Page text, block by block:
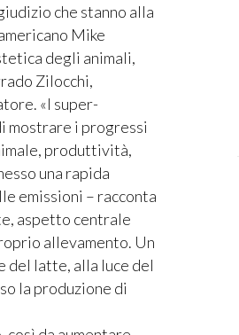
che stanno alla
Mike
degli animali,
Zilocchi,
«I super-
mostrare i progressi
produttività,
una rapida
emissioni – racconta
aspetto centrale
allevamento. Un
del latte, alla luce del
la produzione di